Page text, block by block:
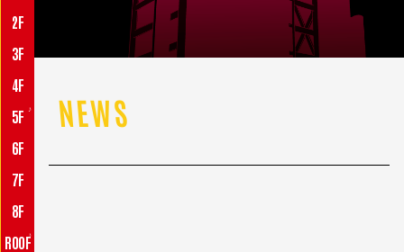
2F
3F
4F
5F
♪
6F
7F
8F
ROOF♪
NEWS